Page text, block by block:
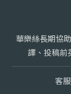
華樂絲長期協
譯、投稿前
客